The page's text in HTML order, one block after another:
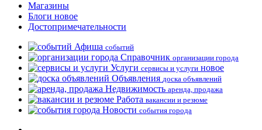
Магазины
Блоги новое
Достопримечательности
Афиша событий
Справочник организации города
Услуги сервисы и услуги новое
Объявления доска объявлений
Недвижимость аренда, продажа
Работа вакансии и резюме
Новости события города